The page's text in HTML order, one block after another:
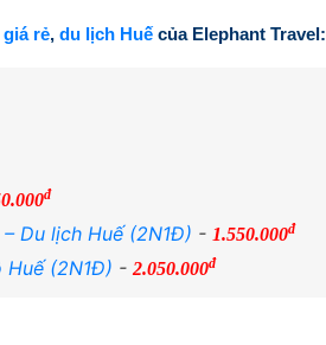
rẻ, du lịch Huế của Elephant Travel:
đ
Du lịch Huế (2N1Đ) - 1.550.000đ
Huế (2N1Đ) -2.050.000đ